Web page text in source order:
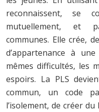
reconnaissent, se
mutuellement, et
communes. Elle crée,
d’appartenance à
mêmes difficultés, les
espoirs. La PLS
commun, un code
l’isolement, de créer